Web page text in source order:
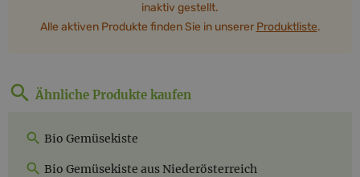
inaktiv gestellt.
Alle aktiven Produkte finden Sie in unserer Produktliste.
Ähnliche Produkte kaufen
Bio Gemüsekiste
Bio Gemüsekiste aus Niederösterreich